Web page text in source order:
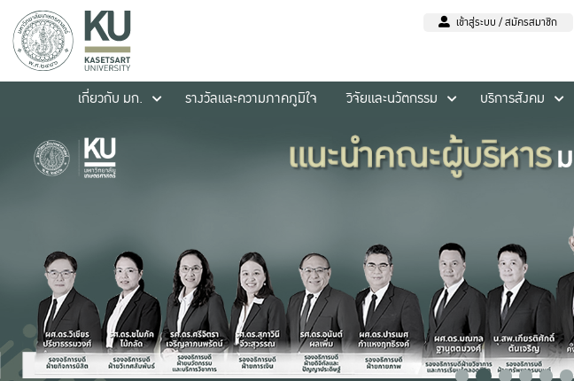
เข้าสู่ระบบ / สมัครสมาชิก
เกี่ยวกับ มก.
รางวัลและความภาคภูมิใจ วิจัยและนวัตกรรม บริการสังคม